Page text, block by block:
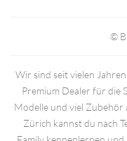
©
Wir sind seit vielen
Premium Dealer für die
Modelle und viel Zubehör
Zürich kannst du nach